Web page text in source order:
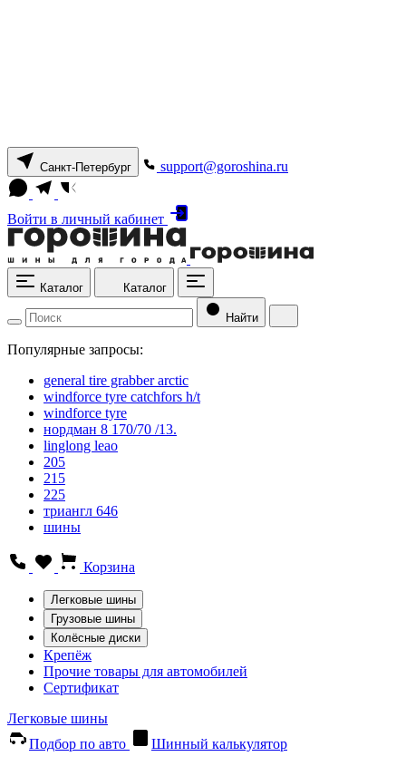
Санкт-Петербург support@goroshina.ru
Войти в личный кабинет
Каталог Каталог
Найти
Популярные запросы:
general tire grabber arctic
windforce tyre catchfors h/t
windforce tyre
нордман 8 170/70 /13.
linglong leao
205
215
225
триангл 646
шины
Корзина
Легковые шины
Грузовые шины
Колёсные диски
Крепёж
Прочие товары для автомобилей
Сертификат
Легковые шины
Подбор по авто
Шинный калькулятор